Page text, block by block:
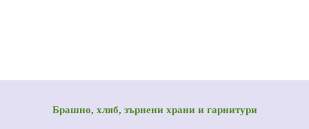
Брашно, хляб, зърнени храни и гарнитури